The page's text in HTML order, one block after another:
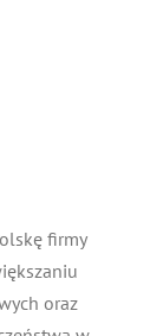
firmy
oraz